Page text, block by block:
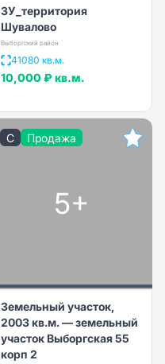
ЗУ_территория
Шувалово
Выборгский район
41080 кв.м.
10,000 ₽ кв.м.
C Продажа
5+
Земельный участок,
2003 кв.м. — земельный
участок Выборгская 55
корп 2